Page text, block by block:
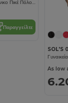
Τέλειο Lsl Ανδρικό Μακρυμάνικο Πικέ Πόλο Πουκάμισο
Παραγγείλτε
SOL'S
As low